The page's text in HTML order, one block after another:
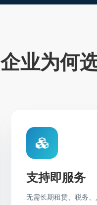
企业为何
支持即服务
无需长期租赁、税务